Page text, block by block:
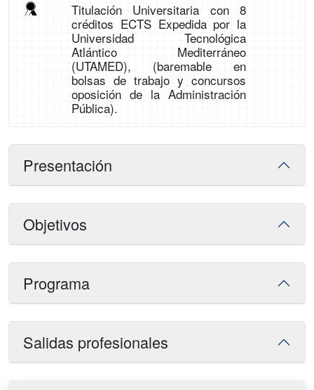
Titulación Universitaria con 8
créditos ECTS Expedida por la
Universidad Tecnológica
Atlántico Mediterráneo
(UTAMED), (baremable en
bolsas de trabajo y concursos
oposición de la Administración
Pública).
Presentación
Objetivos
Programa
Salidas profesionales